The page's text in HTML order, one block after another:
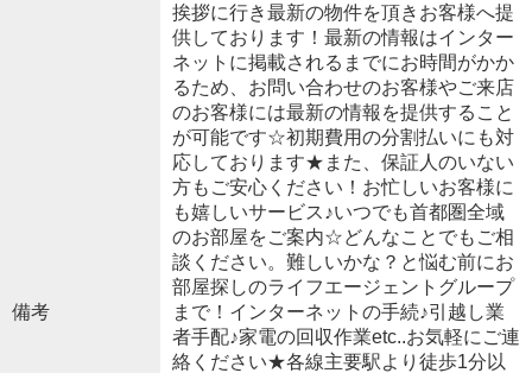
備考
挨拶に行き最新の物件を頂きお客様へ提
供しております！最新の情報はインター
ネットに掲載されるまでにお時間がかか
るため、お問い合わせのお客様やご来店
のお客様には最新の情報を提供すること
が可能です☆初期費用の分割払いにも対
応しております★また、保証人のいない
方もご安心ください！お忙しいお客様に
も嬉しいサービス♪いつでも首都圏全域
のお部屋をご案内☆どんなことでもご相
談ください。難しいかな？と悩む前にお
部屋探しのライフエージェントグループ
まで！インターネットの手続♪引越し業
者手配♪家電の回収作業etc..お気軽にご連
絡ください★各線主要駅より徒歩1分以